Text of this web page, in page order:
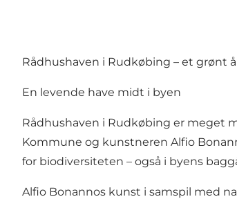
Rådhushaven i Rudkøbing – et grønt
En levende have midt i byen
Rådhushaven i Rudkøbing er meget
Kommune og kunstneren Alfio
for biodiversiteten – også i byens
Alfio Bonannos kunst i samspil med